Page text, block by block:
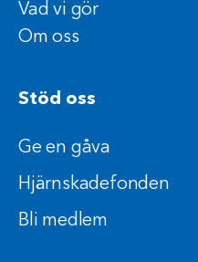
Vad vi gör
Om oss
Stöd oss
Ge en gåva
Hjärnskadefonden
Bli medlem